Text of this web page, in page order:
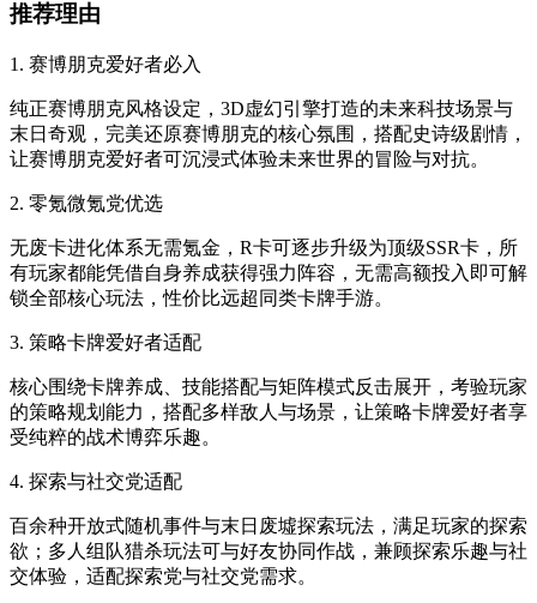
推荐理由
1. 赛博朋克爱好者必入
纯正赛博朋克风格设定，3D虚幻引擎打造的未来科技场景与
末日奇观，完美还原赛博朋克的核心氛围，搭配史诗级剧情，
让赛博朋克爱好者可沉浸式体验未来世界的冒险与对抗。
2. 零氪微氪党优选
无废卡进化体系无需氪金，R卡可逐步升级为顶级SSR卡，所
有玩家都能凭借自身养成获得强力阵容，无需高额投入即可解
锁全部核心玩法，性价比远超同类卡牌手游。
3. 策略卡牌爱好者适配
核心围绕卡牌养成、技能搭配与矩阵模式反击展开，考验玩家
的策略规划能力，搭配多样敌人与场景，让策略卡牌爱好者享
受纯粹的战术博弈乐趣。
4. 探索与社交党适配
百余种开放式随机事件与末日废墟探索玩法，满足玩家的探索
欲；多人组队猎杀玩法可与好友协同作战，兼顾探索乐趣与社
交体验，适配探索党与社交党需求。